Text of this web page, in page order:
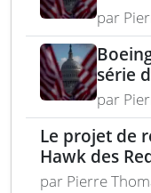
FGM-
par
série
pour
par
Le projet de
Hawk des
lancé
par Pierre